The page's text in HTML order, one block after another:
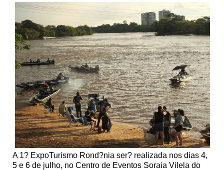
A 1? ExpoTurismo Rond?nia ser? realizada nos dias 4,
5 e 6 de julho, no Centro de Eventos Soraia Vilela do